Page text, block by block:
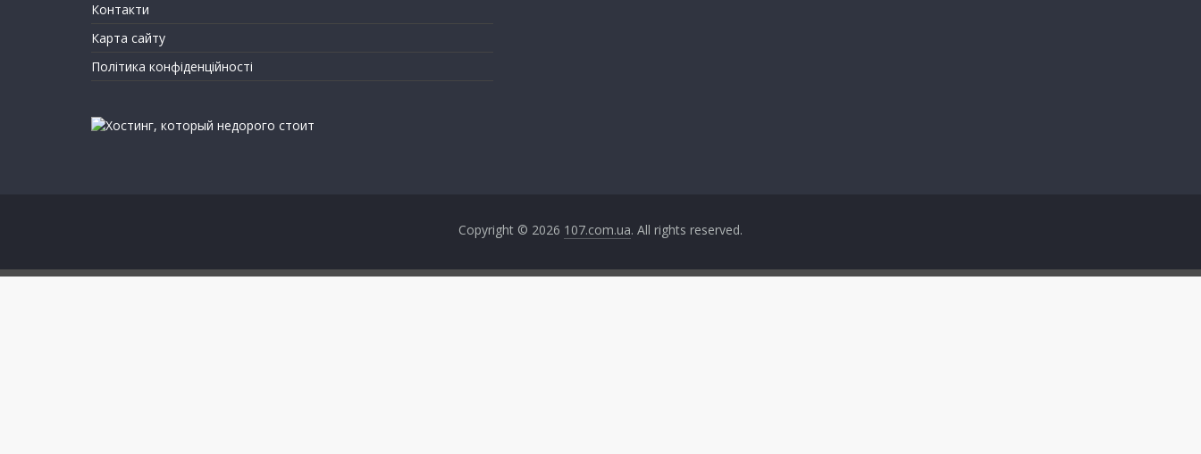
Контакти
Карта сайту
Політика конфіденційності
Copyright © 2026 107.com.ua. All rights reserved.